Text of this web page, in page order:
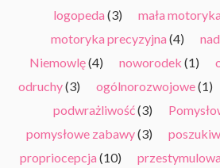
logopeda (3) mała motoryka
motoryka precyzyjna (4)
Niemowlę(4) noworodek (1)
odruchy(3) ogólnorozwojowe(1)
podwrażliwość(3)
pomysłowe zabawy(3)
propriocepcja (10)